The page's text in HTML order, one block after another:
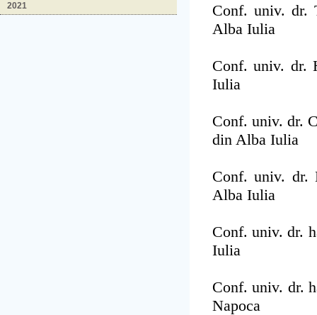
2021
Conf. univ. dr.
Alba Iulia
Conf. univ. dr.
Iulia
Conf. univ. dr.
din Alba Iulia
Conf. univ. dr.
Alba Iulia
Conf. univ. dr.
Iulia
Conf. univ. dr.
Napoca